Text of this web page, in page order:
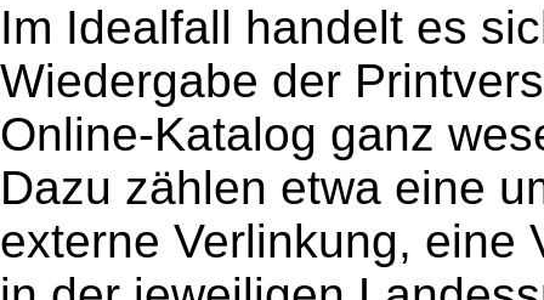
Im Idealfall handelt es
Wiedergabe der
Online-Katalog ganz
Dazu zählen etwa eine
externe Verlinkung, eine